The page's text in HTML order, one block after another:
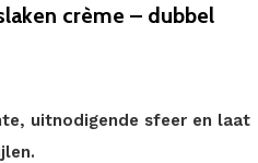
crème – dubbel
uitnodigende sfeer en laat